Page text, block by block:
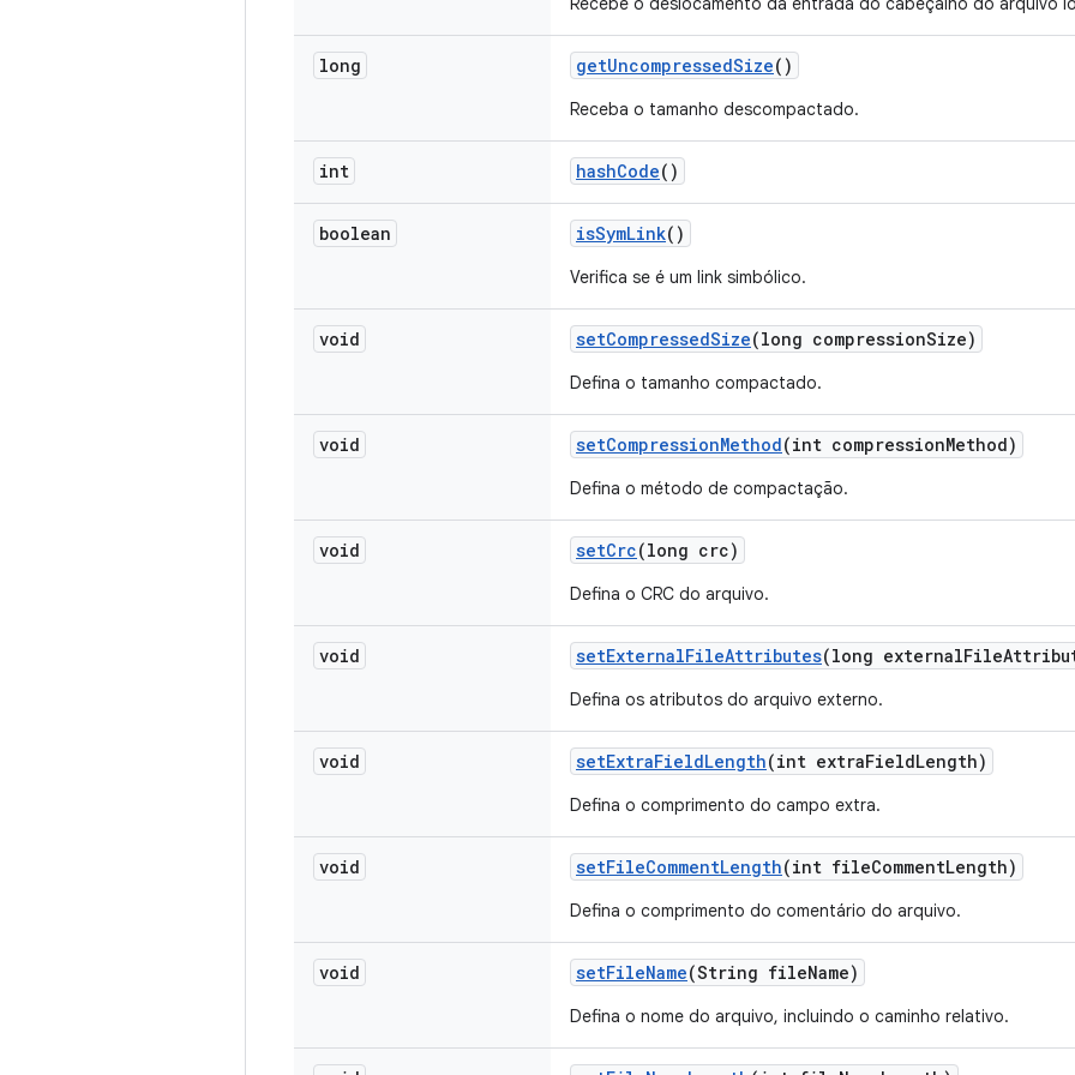
long getUncompressedSize()
Receba o tamanho descompactado.
int hashCode()
boolean isSymLink()
Verifica se é um link simbólico.
void setCompressedSize(long compressionSize)
Defina o tamanho compactado.
void setCompressionMethod(int compressionMethod)
Defina o método de compactação.
void setCrc(long crc)
Defina o CRC do arquivo.
void setExternalFileAttributes(long externalFile
Defina os atributos do arquivo externo.
void setExtraFieldLength(int extraFieldLength)
Defina o comprimento do campo extra.
void setFileCommentLength(int fileCommentLength)
Defina o comprimento do comentário do arquivo.
void setFileName(String fileName)
Defina o nome do arquivo, incluindo o caminho relativo.